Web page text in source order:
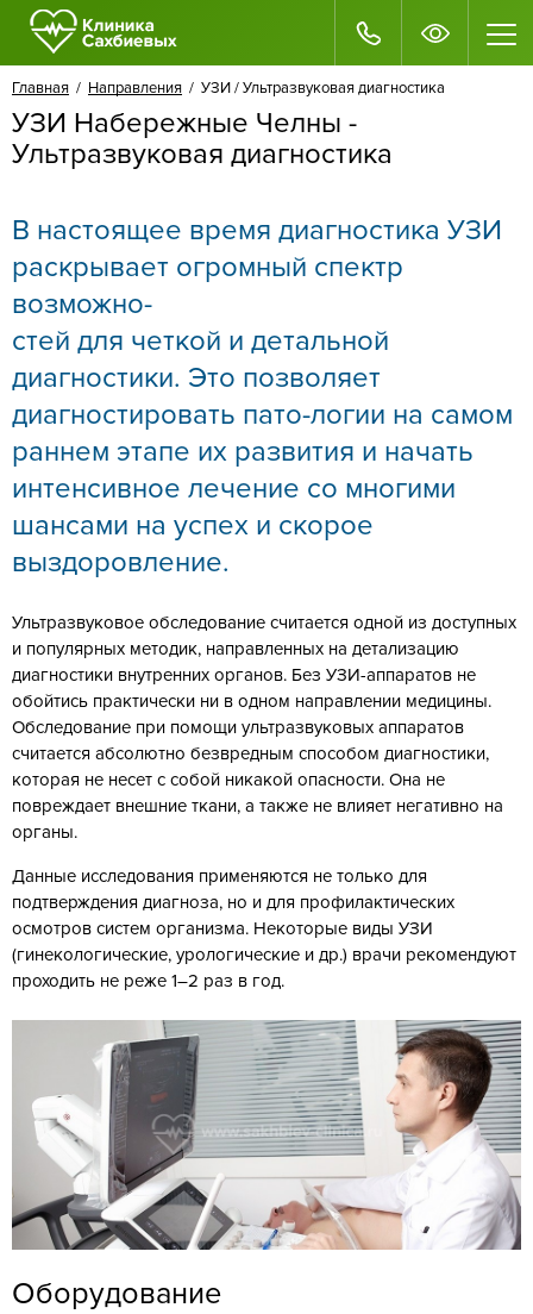
Главная / Направления / УЗИ / Ультразвуковая диагностика
УЗИ Набережные Челны -
Ультразвуковая диагностика
В настоящее время диагностика УЗИ
раскрывает огромный спектр
возможно-
стей для четкой и детальной
диагностики. Это позволяет
диагностировать пато-логии на самом
раннем этапе их развития и начать
интенсивное лечение со многими
шансами на успех и скорое
выздоровление.
Ультразвуковое обследование считается одной из доступных
и популярных методик, направленных на детализацию
диагностики внутренних органов. Без УЗИ-аппаратов не
обойтись практически ни в одном направлении медицины.
Обследование при помощи ультразвуковых аппаратов
считается абсолютно безвредным способом диагностики,
которая не несет с собой никакой опасности. Она не
повреждает внешние ткани, а также не влияет негативно на
органы.
Данные исследования применяются не только для
подтверждения диагноза, но и для профилактических
осмотров систем организма. Некоторые виды УЗИ
(гинекологические, урологические и др.) врачи рекомендуют
проходить не реже 1–2 раз в год.
Оборудование